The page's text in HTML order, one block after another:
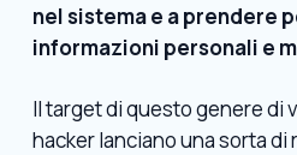
nel sistema e a prendere
informazioni personali e
Il target di questo genere di
hacker lanciano una sorta di